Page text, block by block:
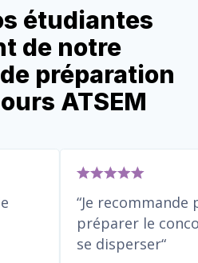
étudiantes
de notre
préparation
ATSEM
de
à
Je
préparer
se